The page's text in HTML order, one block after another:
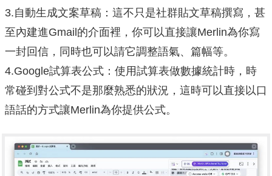
3.自動生成文案草稿：這不只是社群貼文草稿撰寫，甚
至內建進Gmail的介面裡，你可以直接讓Merlin為你寫
一封回信，同時也可以請它調整語氣、篇幅等。
4.Google試算表公式：使用試算表做數據統計時，時
常碰到對公式不是那麼熟悉的狀況，這時可以直接以口
語話的方式讓Merlin為你提供公式。